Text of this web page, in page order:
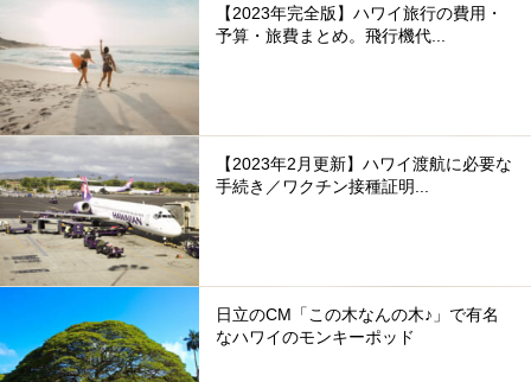
【2023年完全版】ハワイ旅行の費用・
予算・旅費まとめ。飛行機代...
【2023年2月更新】ハワイ渡航に必要な
手続き／ワクチン接種証明...
日立のCM「この木なんの木♪」で有名
なハワイのモンキーポッド